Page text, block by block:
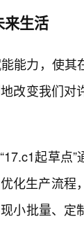
来生活
能力，使
改变我们
起草点
化生产流程
小批量、